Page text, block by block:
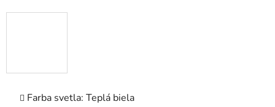
Farba svetla: Teplá biela